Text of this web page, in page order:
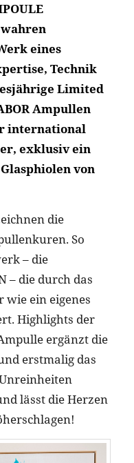
wahren
eines
Technik
Limited
Ampullen
international
exklusiv ein
von
die
So
– die
– die durch das
wie ein eigenes
Highlights der
ergänzt die
erstmalig das
lässt die Herzen